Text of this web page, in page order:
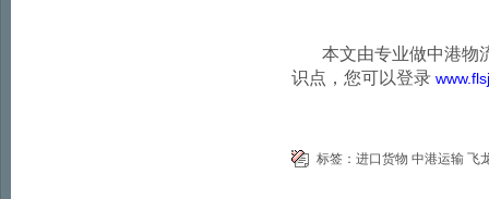
本文由专业做中港物
识点，您可以登录
标签： 进口货物 中港运输 飞